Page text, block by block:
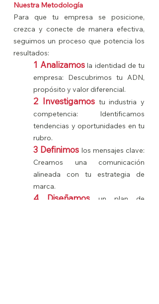
Nuestra Metodología
Para que tu empresa se posicione,
crezca y conecte de manera efectiva,
seguimos un proceso que potencia los
resultados:
1 Analizamos la identidad de tu
empresa: Descubrimos tu ADN,
propósito y valor diferencial.
2 Investigamostu industria y
competencia: Identificamos
tendencias y oportunidades en tu
rubro.
3 Definimos los mensajes clave:
Creamos una comunicación
alineada con tu estrategia de
marca.
4 Diseñamos un plan de